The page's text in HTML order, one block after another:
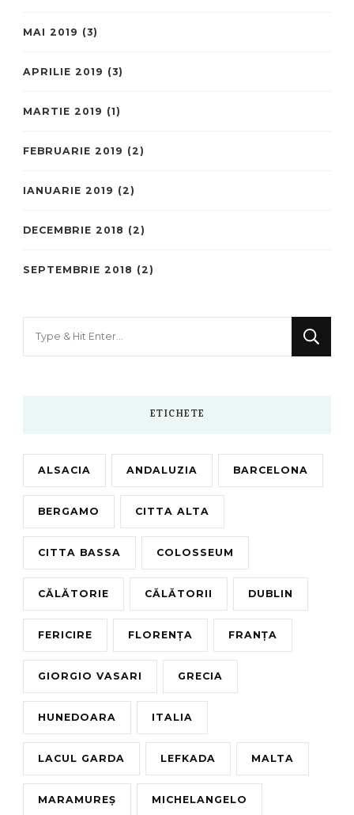
MAI 2019 (3)
APRILIE 2019 (3)
MARTIE 2019 (1)
FEBRUARIE 2019 (2)
IANUARIE 2019 (2)
DECEMBRIE 2018 (2)
SEPTEMBRIE 2018 (2)
ETICHETE
ALSACIA ANDALUZIA BARCELONA
BERGAMO CITTA ALTA
CITTA BASSA COLOSSEUM
CĂLĂTORIE CĂLĂTORII DUBLIN
FERICIRE FLORENȚA FRANȚA
GIORGIO VASARI GRECIA
HUNEDOARA ITALIA
LACUL GARDA LEFKADA MALTA
MARAMUREȘ MICHELANGELO